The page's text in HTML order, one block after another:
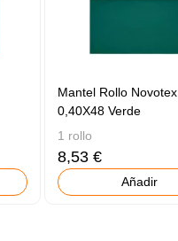
Mantel Rollo Novotex
0,40X48 Verde
1 rollo
8,53 €
Añadir